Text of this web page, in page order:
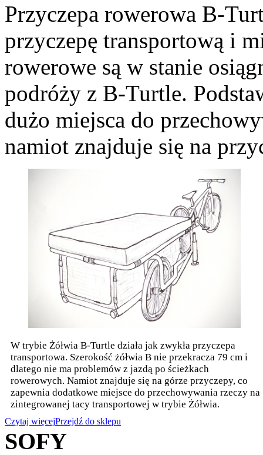
Przyczepa rowerowa B-
przyczepę transportową i
rowerowe są w stanie
podróży z B-Turtle.
dużo miejsca do
namiot znajduje się na
W trybie Żółwia B-Turtle działa jak zwykła przyczepa
transportowa. Szerokość żółwia B nie przekracza 79 cm i
dlatego nie ma problemów z jazdą po ścieżkach
rowerowych. Namiot znajduje się na górze przyczepy, co
zapewnia dodatkowe miejsce do przechowywania rzeczy na
zintegrowanej tacy transportowej w trybie Żółwia.
Czytaj więcejPrzejdź do sklepu
SOFY